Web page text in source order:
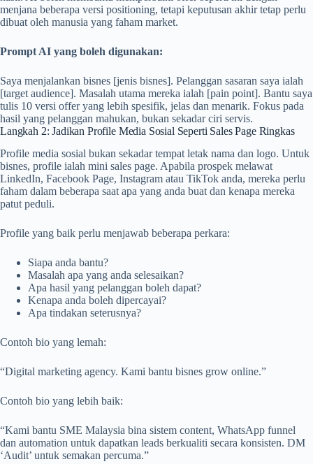
menjana beberapa versi positioning, tetapi keputusan akhir tetap perlu
dibuat oleh manusia yang faham market.
Prompt AI yang boleh digunakan:
Saya menjalankan bisnes [jenis bisnes]. Pelanggan sasaran saya ialah
[target audience]. Masalah utama mereka ialah [pain point]. Bantu saya
tulis 10 versi offer yang lebih spesifik, jelas dan menarik. Fokus pada
hasil yang pelanggan mahukan, bukan sekadar ciri servis.
Langkah 2: Jadikan Profile Media Sosial Seperti Sales Page Ringkas
Profile media sosial bukan sekadar tempat letak nama dan logo. Untuk
bisnes, profile ialah mini sales page. Apabila prospek melawat
LinkedIn, Facebook Page, Instagram atau TikTok anda, mereka perlu
faham dalam beberapa saat apa yang anda buat dan kenapa mereka
patut peduli.
Profile yang baik perlu menjawab beberapa perkara:
Siapa anda bantu?
Masalah apa yang anda selesaikan?
Apa hasil yang pelanggan boleh dapat?
Kenapa anda boleh dipercayai?
Apa tindakan seterusnya?
Contoh bio yang lemah:
“Digital marketing agency. Kami bantu bisnes grow online.”
Contoh bio yang lebih baik:
“Kami bantu SME Malaysia bina sistem content, WhatsApp funnel
dan automation untuk dapatkan leads berkualiti secara konsisten. DM
‘Audit’ untuk semakan percuma.”